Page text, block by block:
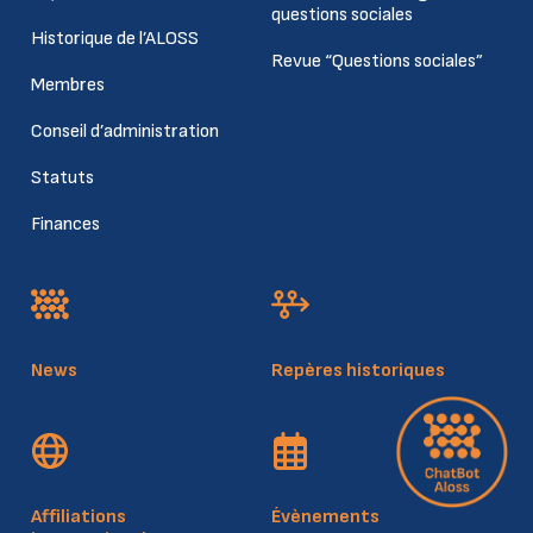
Historique de l’ALOSS
Membres
Conseil d’administration
Statuts
Finances
questions sociales
Revue “Questions sociales”
News Repères historiques
Affiliations
Évènements